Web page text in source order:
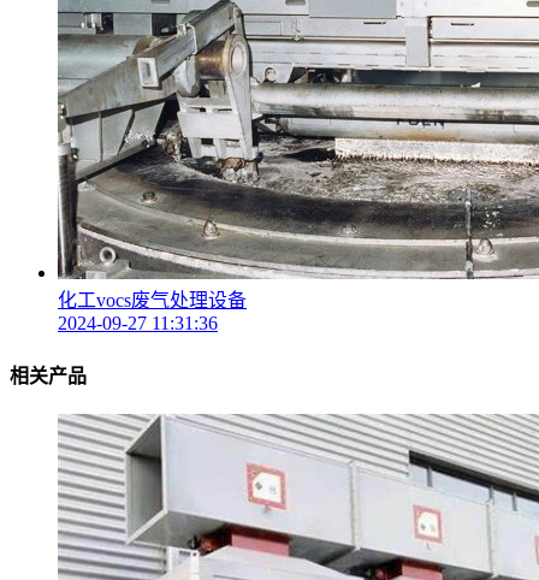
化工vocs废气处理设备
2024-09-27 11:31:36
相关产品